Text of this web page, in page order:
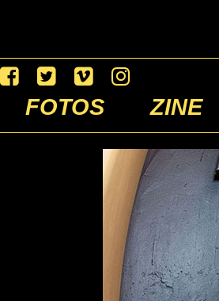
FOTOS ZINE